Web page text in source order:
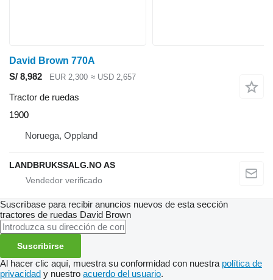
David Brown 770A
S/ 8,982
EUR 2,300 ≈ USD 2,657
Tractor de ruedas
1900
Noruega, Oppland
LANDBRUKSSALG.NO AS
Suscríbase para recibir anuncios nuevos de esta sección
tractores de ruedas David Brown
Suscribirse
Al hacer clic aquí, muestra su conformidad con nuestra política de
privacidad y nuestro acuerdo del usuario.